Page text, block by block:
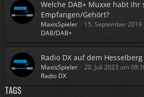
Welche DAB+ Muxxe habt ihr
Empfangen/Gehört?
MaxisSpieler
15. September 2019
DAB/DAB+
Radio DX auf dem Hesselberg
MaxisSpieler
20. Juli 2023 um
Radio DX
TAGS